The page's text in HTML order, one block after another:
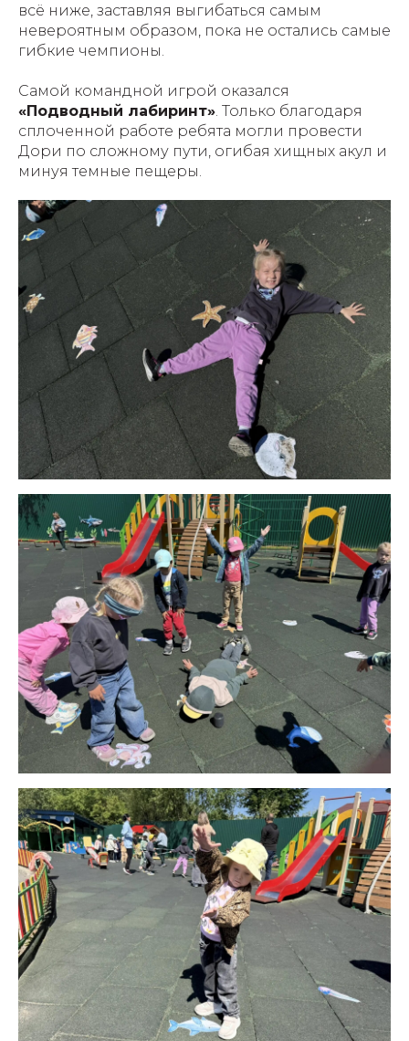
всё ниже, заставляя выгибаться самым
невероятным образом, пока не остались самые
гибкие чемпионы.
Самой командной игрой оказался
«Подводный лабиринт». Только благодаря
сплоченной работе ребята могли провести
Дори по сложному пути, огибая хищных акул и
минуя темные пещеры.